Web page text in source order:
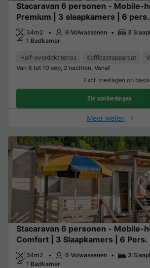
Stacaravan 6 personen - Mobile-
Premium | 3 slaapkamers | 6
terras | Air-con.
34m2 6 Volwassenen
3
1 Badkamer
Half-overdekt terras Koffiezetapparaat
Van 8 tot 10 sep, 2 nachten, Vanaf
Excl. toeslagen op
Zie aanbiedingen
Meer weten
Stacaravan 6 personen - Mobile-
Comfort | 3 Slaapkamers | 6
terras | Airconditioning
34m2 6 Volwassenen
3
1 Badkamer